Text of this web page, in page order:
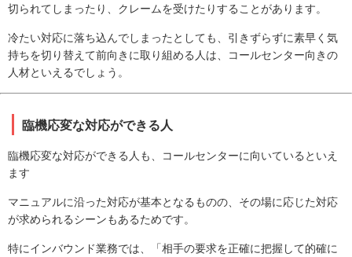
切られてしまったり、クレームを受けたりすることがあります。
冷たい対応に落ち込んでしまったとしても、引きずらずに素早く気
持ちを切り替えて前向きに取り組める人は、コールセンター向きの
人材といえるでしょう。
臨機応変な対応ができる人
臨機応変な対応ができる人も、コールセンターに向いているといえ
ます
マニュアルに沿った対応が基本となるものの、その場に応じた対応
が求められるシーンもあるためです。
特にインバウンド業務では、「相手の要求を正確に把握して的確に